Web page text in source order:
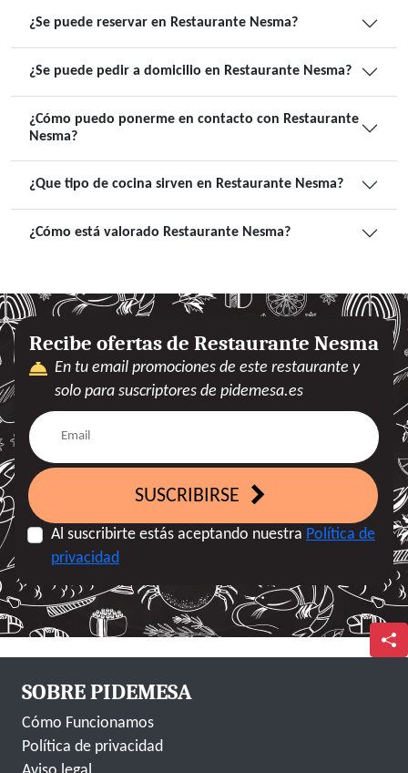
¿Se puede reservar en Restaurante Nesma?
¿Se puede pedir a domicilio en Restaurante Nesma?
¿Cómo puedo ponerme en contacto con Restaurante
Nesma?
¿Que tipo de cocina sirven en Restaurante Nesma?
¿Cómo está valorado Restaurante Nesma?
Recibe ofertas de Restaurante Nesma
En tu email promociones de este restaurante y
solo para suscriptores de pidemesa.es
SUSCRIBIRSE
Al suscribirte estás aceptando nuestra Política de
privacidad
SOBRE PIDEMESA
Cómo Funcionamos
Política de privacidad